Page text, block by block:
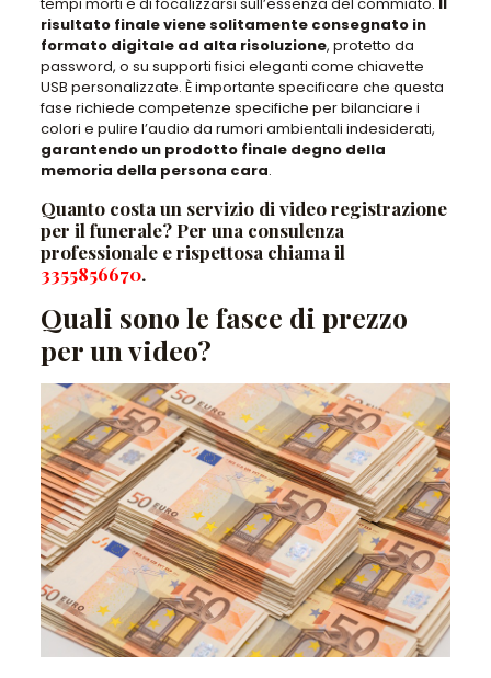
tempi morti e di focalizzarsi sull’essenza del commiato. Il
risultato finale viene solitamente consegnato in
formato digitale ad alta risoluzione, protetto da
password, o su supporti fisici eleganti come chiavette
USB personalizzate. È importante specificare che questa
fase richiede competenze specifiche per bilanciare i
colori e pulire l’audio da rumori ambientali indesiderati,
garantendo un prodotto finale degno della
memoria della persona cara.
Quanto costa un servizio di video registrazione
per il funerale? Per una consulenza
professionale e rispettosa chiama il
3355856670.
Quali sono le fasce di prezzo
per un video?